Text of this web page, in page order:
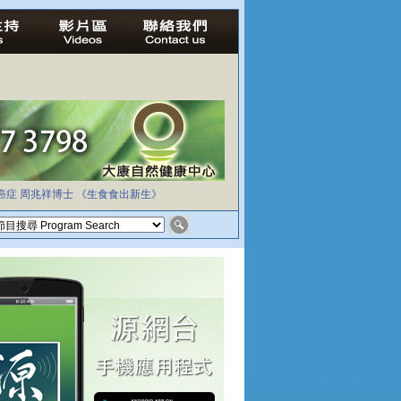
症 周兆祥博士 《生食食出新生》